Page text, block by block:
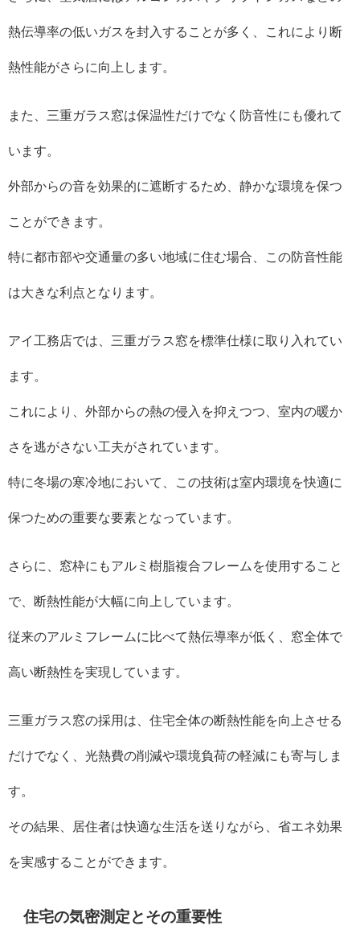
熱伝導率の低いガスを封入することが多く、これにより断
熱性能がさらに向上します。
また、三重ガラス窓は保温性だけでなく防音性にも優れて
います。
外部からの音を効果的に遮断するため、静かな環境を保つ
ことができます。
特に都市部や交通量の多い地域に住む場合、この防音性能
は大きな利点となります。
アイ工務店では、三重ガラス窓を標準仕様に取り入れてい
ます。
これにより、外部からの熱の侵入を抑えつつ、室内の暖か
さを逃がさない工夫がされています。
特に冬場の寒冷地において、この技術は室内環境を快適に
保つための重要な要素となっています。
さらに、窓枠にもアルミ樹脂複合フレームを使用すること
で、断熱性能が大幅に向上しています。
従来のアルミフレームに比べて熱伝導率が低く、窓全体で
高い断熱性を実現しています。
三重ガラス窓の採用は、住宅全体の断熱性能を向上させる
だけでなく、光熱費の削減や環境負荷の軽減にも寄与しま
す。
その結果、居住者は快適な生活を送りながら、省エネ効果
を実感することができます。
住宅の気密測定とその重要性